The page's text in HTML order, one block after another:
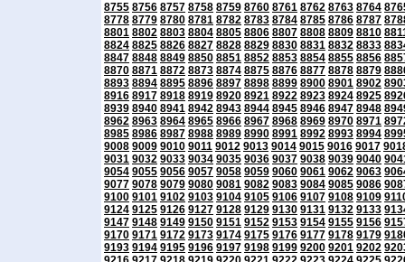
8755 8756 8757 8758 8759 8760 8761 8762 8763 8764
8778 8779 8780 8781 8782 8783 8784 8785 8786 8787
8801 8802 8803 8804 8805 8806 8807 8808 8809 8810
8824 8825 8826 8827 8828 8829 8830 8831 8832 8833
8847 8848 8849 8850 8851 8852 8853 8854 8855 8856
8870 8871 8872 8873 8874 8875 8876 8877 8878 8879
8893 8894 8895 8896 8897 8898 8899 8900 8901 8902
8916 8917 8918 8919 8920 8921 8922 8923 8924 8925
8939 8940 8941 8942 8943 8944 8945 8946 8947 8948
8962 8963 8964 8965 8966 8967 8968 8969 8970 8971
8985 8986 8987 8988 8989 8990 8991 8992 8993 8994
9008 9009 9010 9011 9012 9013 9014 9015 9016 9017
9031 9032 9033 9034 9035 9036 9037 9038 9039 9040
9054 9055 9056 9057 9058 9059 9060 9061 9062 9063
9077 9078 9079 9080 9081 9082 9083 9084 9085 9086
9100 9101 9102 9103 9104 9105 9106 9107 9108 9109
9124 9125 9126 9127 9128 9129 9130 9131 9132 9133
9147 9148 9149 9150 9151 9152 9153 9154 9155 9156
9170 9171 9172 9173 9174 9175 9176 9177 9178 9179
9193 9194 9195 9196 9197 9198 9199 9200 9201 9202